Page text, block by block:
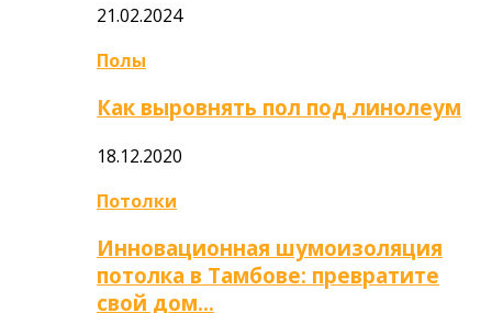
21.02.2024
Полы
Как выровнять пол под линолеум
18.12.2020
Потолки
Инновационная шумоизоляция
потолка в Тамбове: превратите
свой дом…